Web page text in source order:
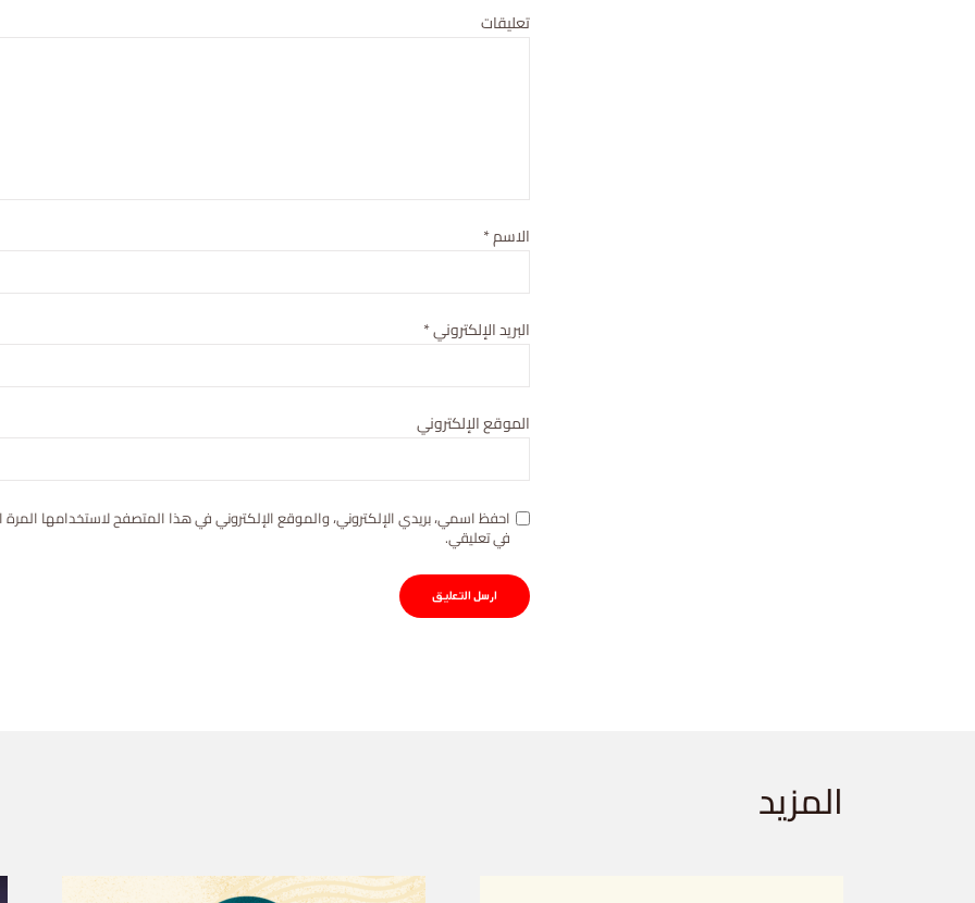
تعليقات
الاسم*
البريد الإلكتروني*
الموقع الإلكتروني
احفظ اسمي، بريدي الإلكتروني، والموقع الإلكتروني في هذا المتصفح لاستخدامها المرة
في تعليقي.
المزيد